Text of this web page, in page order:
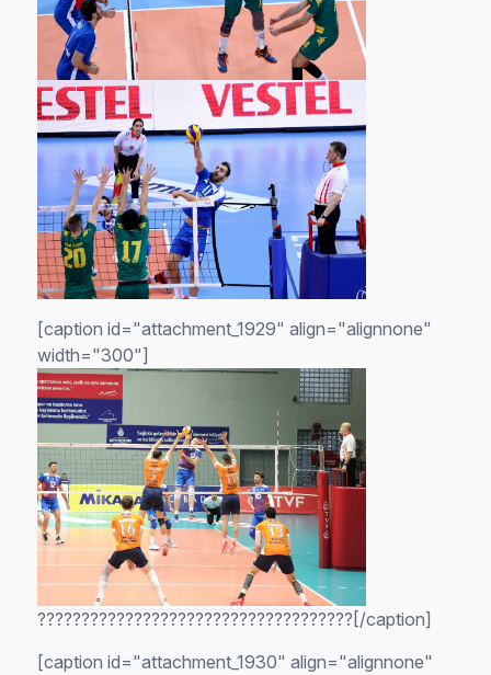
[caption id="attachment_1929" align="alignnone"
width="300"]
????????????????????????????????????[/caption]
[caption id="attachment_1930" align="alignnone"